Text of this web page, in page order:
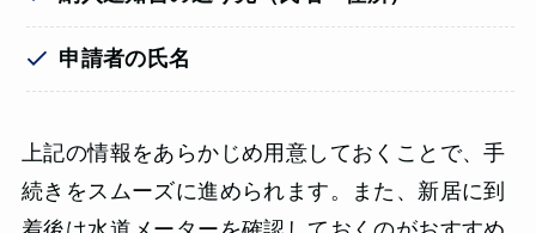
申請者の氏名
上記の情報をあらかじめ用意しておくことで、手
続きをスムーズに進められます。また、新居に到